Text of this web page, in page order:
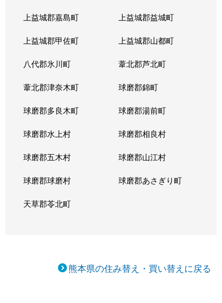
上益城郡嘉島町 上益城郡益城町
上益城郡甲佐町 上益城郡山都町
八代郡氷川町 葦北郡芦北町
葦北郡津奈木町 球磨郡錦町
球磨郡多良木町 球磨郡湯前町
球磨郡水上村 球磨郡相良村
球磨郡五木村 球磨郡山江村
球磨郡球磨村 球磨郡あさぎり町
天草郡苓北町
熊本県の住み替え・買い替えに戻る